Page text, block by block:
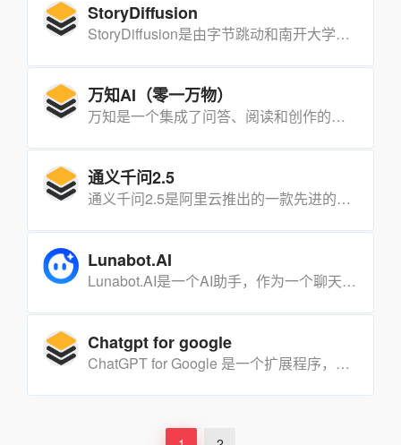
StoryDiffusion
StoryDiffusion是由字节跳动和南开大学合作推出的AI工具，专注于长范围图像和视频生成，通过一致性自注意力机制，实现图像和视频内容的连续性和一致性。
万知AI（零一万物）
万知是一个集成了问答、阅读和创作的一站式AI工作平台，由零一万物公司开发，该公司由李开复博士带队创办，专注于AI 2.0的研究和应用。手机微信搜索“万知AI”小程序，可在手机端使用哦！
通义千问2.5
通义千问2.5是阿里云推出的一款先进的中文大模型，它代表了当前中文AI领域的顶尖技术水平。
Lunabot.AI
Lunabot.AI是一个AI助手，作为一个聊天机器人边栏，简化您在任何网页上的工作。它无缝集成在任何浏览器和网页上，允许您使用快速命令和提示进行翻译、摘要、修正语法等操作。无需API密钥或ChatGPT帐号。
Chatgpt for google
ChatGPT for Google 是一个扩展程序，可以在Google、Bing、DuckDuckGo和其他搜索引擎旁边展示AI的响应。